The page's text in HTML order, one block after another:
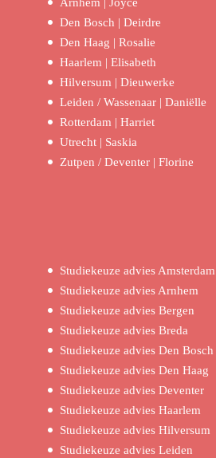
Arnhem | Joyce
Den Bosch | Deirdre
Den Haag | Rosalie
Haarlem | Elisabeth
Hilversum | Dieuwerke
Leiden / Wassenaar | Daniëlle
Rotterdam | Harriet
Utrecht | Saskia
Zutpen / Deventer | Florine
Studiekeuze advies Amsterdam
Studiekeuze advies Arnhem
Studiekeuze advies Bergen
Studiekeuze advies Breda
Studiekeuze advies Den Bosch
Studiekeuze advies Den Haag
Studiekeuze advies Deventer
Studiekeuze advies Haarlem
Studiekeuze advies Hilversum
Studiekeuze advies Leiden